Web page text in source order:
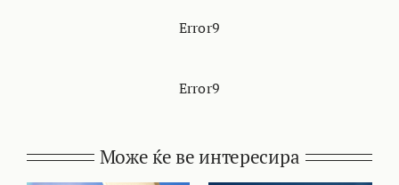
Error9
Error9
Може ќе ве интересира